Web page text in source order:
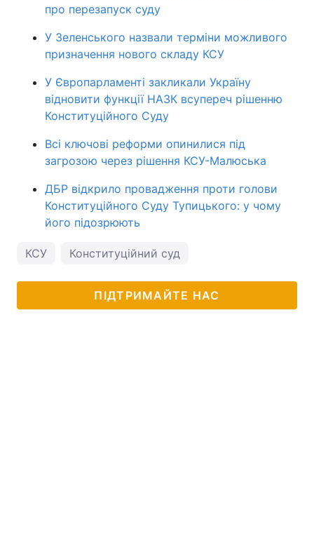
про перезапуск суду
У Зеленського назвали терміни можливого
призначення нового складу КСУ
У Європарламенті закликали Україну
відновити функції НАЗК всупереч рішенню
Конституційного Суду
Всі ключові реформи опинилися під
загрозою через рішення КСУ-Малюська
ДБР відкрило провадження проти голови
Конституційного Суду Тупицького: у чому
його підозрюють
КСУ Конституційний суд
ПІДТРИМАЙТЕ НАС